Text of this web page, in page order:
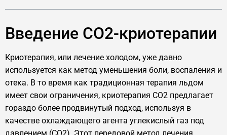
Введение CO2-криотерапии
Криотерапия, или лечение холодом, уже давно
используется как метод уменьшения боли, воспаления и
отека. В то время как традиционная терапия льдом
имеет свои ограничения, криотерапия CO2 предлагает
гораздо более продвинутый подход, используя в
качестве охлаждающего агента углекислый газ под